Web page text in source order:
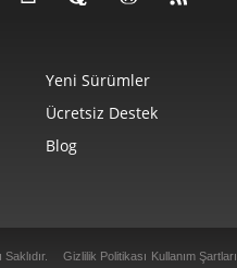
Yeni Sürümler
Ücretsiz Destek
Blog
Gizlilik Politikası Kullanım Şartları